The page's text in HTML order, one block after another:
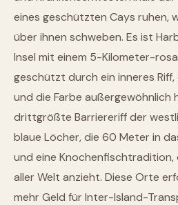
eines geschützten Cays ruhen,
über ihnen schweben. Es ist
Insel mit einem 5-Kilometer-
geschützt durch ein inneres Riff,
und die Farbe außergewöhnlich
drittgrößte Barriereriff der
blaue Löcher, die 60 Meter in
und eine Knochenfischtradition,
aller Welt anzieht. Diese Orte
mehr Geld für Inter-Island-